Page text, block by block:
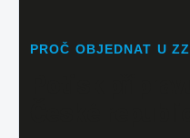
PROČ OBJEDNAT U